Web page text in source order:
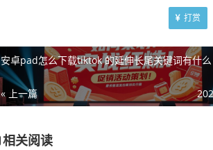
打赏
安卓pad怎么下载tiktok 的延伸长尾关键词有什么
« 上一篇
相关阅读